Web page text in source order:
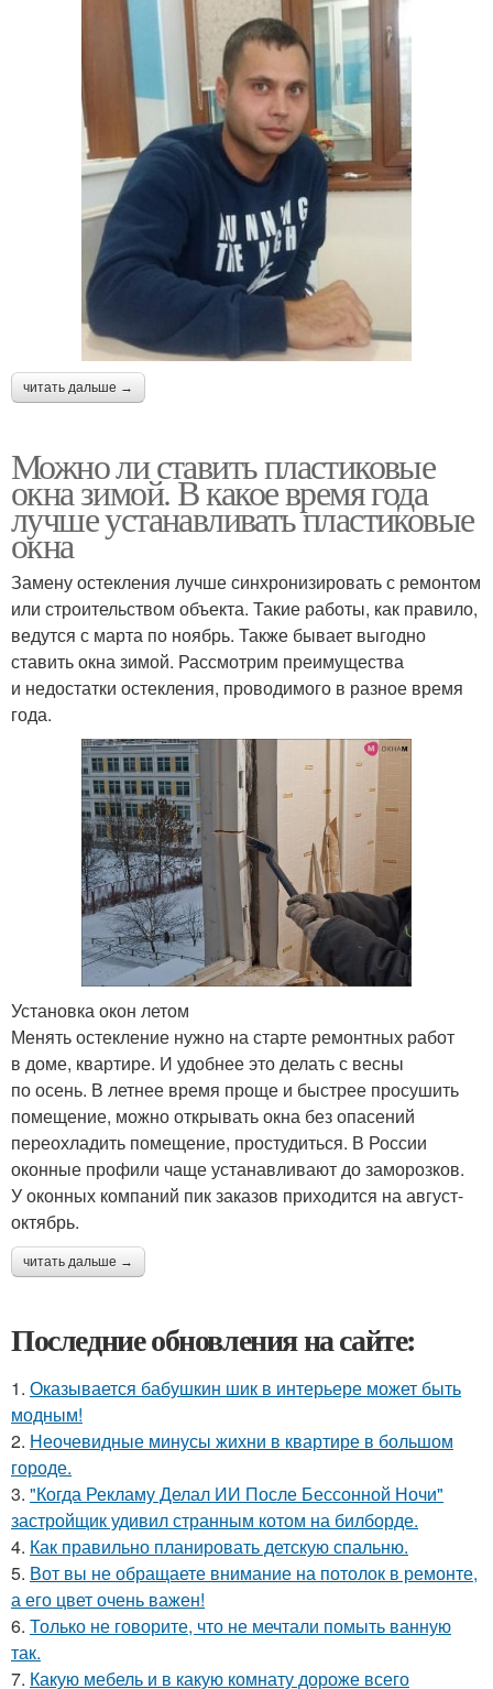
читать дальше →
Можно ли ставить пластиковые
окна зимой. В какое время года
лучше устанавливать пластиковые
окна
Замену остекления лучше синхронизировать с ремонтом
или строительством объекта. Такие работы, как правило,
ведутся с марта по ноябрь. Также бывает выгодно
ставить окна зимой. Рассмотрим преимущества
и недостатки остекления, проводимого в разное время
года.
Установка окон летом
Менять остекление нужно на старте ремонтных работ
в доме, квартире. И удобнее это делать с весны
по осень. В летнее время проще и быстрее просушить
помещение, можно открывать окна без опасений
переохладить помещение, простудиться. В России
оконные профили чаще устанавливают до заморозков.
У оконных компаний пик заказов приходится на август-
октябрь.
читать дальше →
Последние обновления на сайте:
1. Оказывается бабушкин шик в интерьере может быть
модным!
2. Неочевидные минусы жихни в квартире в большом
городе.
3. "Когда Рекламу Делал ИИ После Бессонной Ночи"
застройщик удивил странным котом на билборде.
4. Как правильно планировать детскую спальню.
5. Вот вы не обращаете внимание на потолок в ремонте,
а его цвет очень важен!
6. Только не говорите, что не мечтали помыть ванную
так.
7. Какую мебель и в какую комнату дороже всего